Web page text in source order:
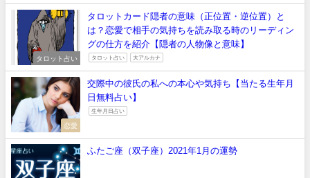
タロット占い
タロットカード隠者の意味（正位置・逆位置）と
は？恋愛で相手の気持ちを読み取る時のリーディン
グの仕方を紹介【隠者の人物像と意味】
タロット占い 大アルカナ
恋愛
交際中の彼氏の私への本心や気持ち【当たる生年月
日無料占い】
生年月日占い
ふたご座（双子座）2021年1月の運勢